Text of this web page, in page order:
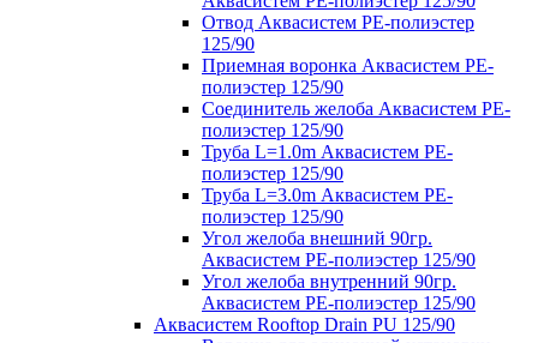
Отвод Аквасистем РЕ-полиэстер
125/90
Приемная воронка Аквасистем PE-
полиэстер 125/90
Соединитель желоба Аквасистем PE-
полиэстер 125/90
Труба L=1.0m Аквасистем PE-
полиэстер 125/90
Труба L=3.0m Аквасистем PE-
полиэстер 125/90
Угол желоба внешний 90гр.
Аквасистем PE-полиэстер 125/90
Угол желоба внутренний 90гр.
Аквасистем PE-полиэстер 125/90
Аквасистем Rooftop Drain PU 125/90